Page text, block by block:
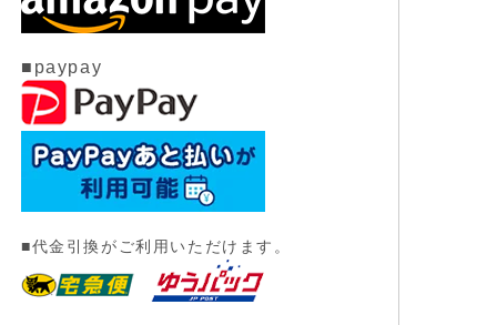
■paypay
■代金引換がご利用いただけます。